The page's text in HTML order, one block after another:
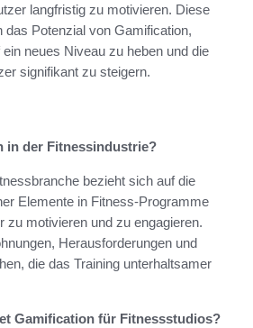
langfristig zu motivieren. Diese
das Potenzial von Gamification,
neues Niveau zu heben und die
signifikant zu steigern.
in der Fitnessindustrie?
bezieht sich auf die
Elemente in Fitness-Programme
zu motivieren und zu engagieren.
Herausforderungen und
die das Training unterhaltsamer
Gamification für Fitnessstudios?